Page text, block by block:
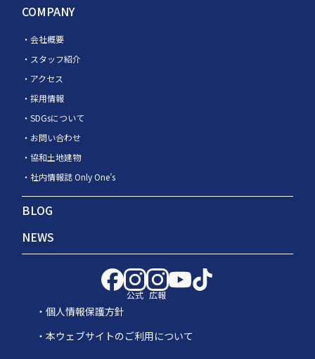
COMPANY
会社概要
スタッフ紹介
アクセス
採用情報
SDGsについて
お問い合わせ
協和土地建物
社内情報誌 Only One’s
BLOG
NEWS
公式 広報
個人情報保護方針
本ウェブサイトのご利用について